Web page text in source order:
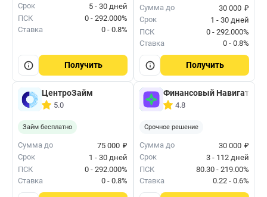
Срок
5 - 30 дней
ПСК
0 - 292.000%
Ставка
0 - 0.8%
Получить
Сумма до 30 000 ₽
Срок
1 - 30 дней
ПСК
0 - 292.000%
Ставка
0 - 0.8%
Получить
ЦентроЗайм
5.0
Займ бесплатно
Сумма до 75 000 ₽
Срок
1 - 30 дней
ПСК
0 - 292.000%
Ставка
0 - 0.8%
Финансовый Навигатор
4.8
Срочное решение
Сумма до 30 000 ₽
Срок
3 - 112 дней
ПСК
80.30 - 219.00%
Ставка
0.22 - 0.6%